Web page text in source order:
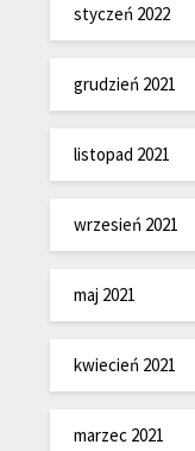
styczeń 2022
grudzień 2021
listopad 2021
wrzesień 2021
maj 2021
kwiecień 2021
marzec 2021